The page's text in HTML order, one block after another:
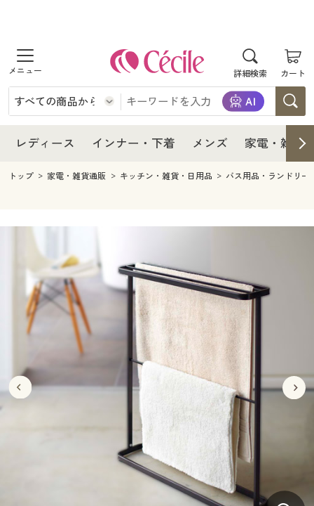
詳細検索 カート
商品を探す
レディース
レディースファッション
インナー・下着
インナー・下着通販すべて
メンズ下着
ジュニア・ティーンズ下着
メンズ
メンズファッション
メンズ下着
家電・雑貨すべて
家電
キッチン・雑貨・日用品
寝具・インテリア・家具
寝具・インテリア・家具通販すべて
家具・収納
寝具・ベッド
カーテン・ラグ・ファブリック
美容・健康
美容・健康通販すべて
美容・健康・サプリメント
制服・スクール
制服・スクールすべて
ジュニア・ティーンズ下着
大きいサイズ
大きいサイズ レディース服
レディース インナー・下着 メンズ 家電・雑貨
レディース
レディース通販すべて
レディースファッション
インナー・下着
インナー・下着通販すべて
ジュニア・ティーンズ下着
メンズ
メンズ下着
家電
キッチン・雑貨・日用品
寝具・インテリア・家具通販すべて
家具・収納
寝具・ベッド
カーテン・ラグ・ファブリック
美容・健康
美容・健康通販すべて
美容・健康・サプリメント
制服・スクール
制服・スクールすべて
制服・学生服
ジュニア・ティーンズ下着
大きいサイズ
大きいサイズ レディース服
大きいサイズ レディース下着
バーゲンセール
詳細検索
トップ 家電・雑貨通販 キッチン・雑貨・日用品 バス用品・ランドリー